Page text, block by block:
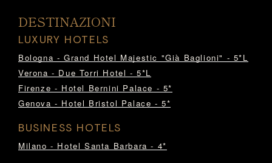
DESTINAZIONI
LUXURY HOTELS
Bologna - Grand Hotel Majestic "Già Baglioni" - 5*L
Verona - Due Torri Hotel - 5*L
Firenze - Hotel Bernini Palace - 5*
Genova - Hotel Bristol Palace - 5*
BUSINESS HOTELS
Milano - Hotel Santa Barbara - 4*